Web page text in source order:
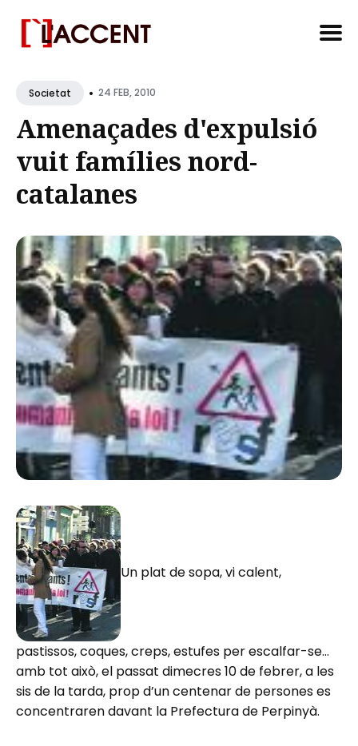
forSocietat • 24 FEB, 2010
Amenaçades d'expulsió
vuit famílies nord-
catalanes
Un plat de sopa, vi calent,
pastissos, coques, creps, estufes per escalfar-se…
amb tot això, el passat dimecres 10 de febrer, a les
sis de la tarda, prop d’un centenar de persones es
concentraren davant la Prefectura de Perpinyà.